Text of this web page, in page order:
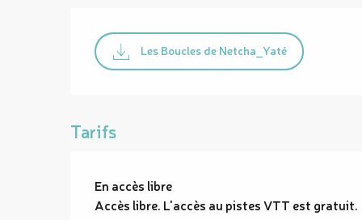
Les Boucles de Netcha_Yaté
Tarifs
En accès libre
Accès libre. L'accès au pistes VTT est gratuit.